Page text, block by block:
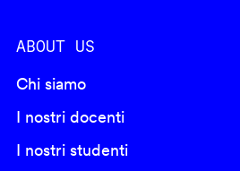
ABOUT US
Chi siamo
I nostri docenti
I nostri studenti